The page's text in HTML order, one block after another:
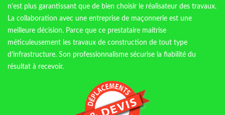
n’est plus garantissant que de bien choisir le réalisateur des travaux.
La collaboration avec une entreprise de maçonnerie est une
meilleure décision. Parce que ce prestataire maitrise
méticuleusement les travaux de construction de tout type
d’infrastructure. Son professionnalisme sécurise la fiabilité du
résultat à recevoir.